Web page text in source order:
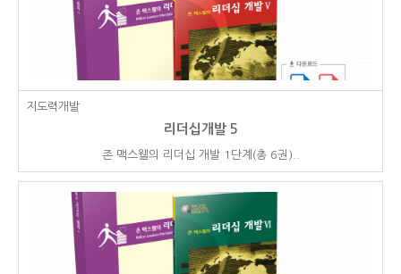
지도력개발
리더십개발 5
존 맥스웰의 리더십 개발 1단계(총 6권)..